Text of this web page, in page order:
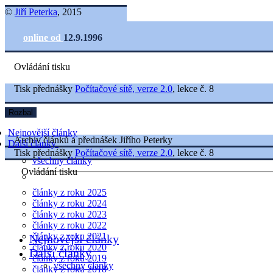
© Jiří Peterka, 2015
online od 12.9.1996
Ovládání tisku
Nejnovější články
Další články
všechny články
články z roku 2025
články z roku 2024
články z roku 2023
články z roku 2022
články z roku 2021
články z roku 2020
články z roku 2019
články z roku 2018
Tisk přednášky Počítačové sítě, verze 2.0, lekce č. 8
Rozbal
Archiv článků a přednášek Jiřího Peterky
Tisk přednášky Počítačové sítě, verze 2.0, lekce č. 8
Ovládání tisku
Nejnovější články
Další články
všechny články